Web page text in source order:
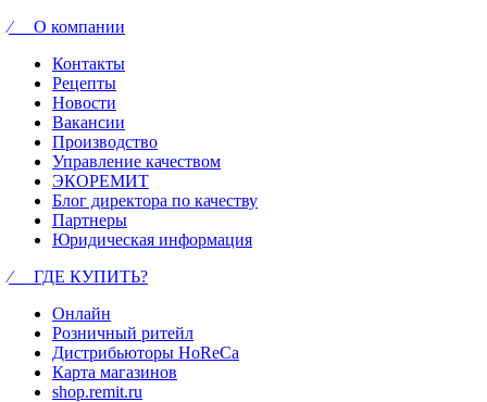
⁄ О компании
Контакты
Рецепты
Новости
Вакансии
Производство
Управление качеством
ЭКОРЕМИТ
Блог директора по качеству
Партнеры
Юридическая информация
⁄ ГДЕ КУПИТЬ?
Онлайн
Розничный ритейл
Дистрибьюторы HoReCa
Карта магазинов
shop.remit.ru